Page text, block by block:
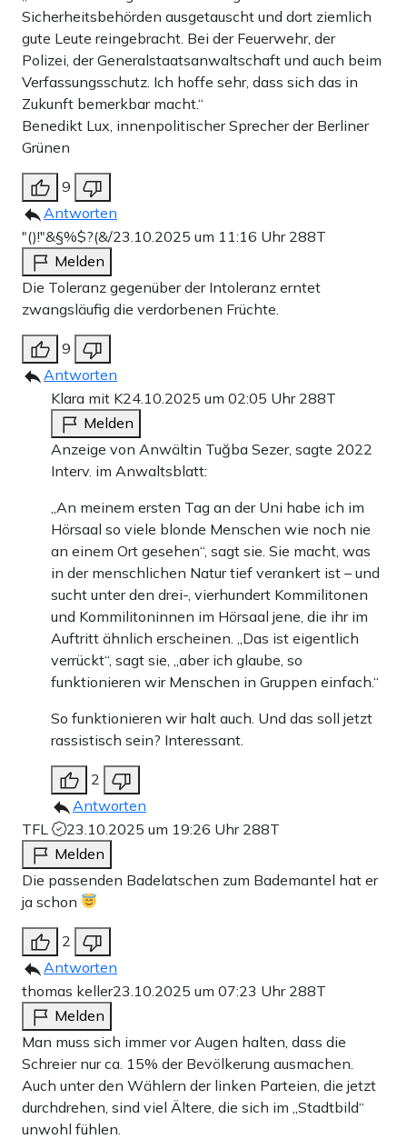
Sicherheitsbehörden ausgetauscht und dort ziemlich
gute Leute reingebracht. Bei der Feuerwehr, der
Polizei, der Generalstaatsanwaltschaft und auch beim
Verfassungsschutz. Ich hoffe sehr, dass sich das in
Zukunft bemerkbar macht.“
Benedikt Lux, innenpolitischer Sprecher der Berliner
Grünen
9
Antworten
"()!"&§%$?(&/23.10.2025 um 11:16 Uhr 288T
Melden
Die Toleranz gegenüber der Intoleranz erntet
zwangsläufig die verdorbenen Früchte.
9
Antworten
Klara mit K24.10.2025 um 02:05 Uhr 288T
Melden
Anzeige von Anwältin Tuğba Sezer, sagte 2022
Interv. im Anwaltsblatt:
„An meinem ersten Tag an der Uni habe ich im
Hörsaal so viele blonde Menschen wie noch nie
an einem Ort gesehen“, sagt sie. Sie macht, was
in der menschlichen Natur tief verankert ist – und
sucht unter den drei-, vierhundert Kommilitonen
und Kommilitoninnen im Hörsaal jene, die ihr im
Auftritt ähnlich erscheinen. „Das ist eigentlich
verrückt“, sagt sie, „aber ich glaube, so
funktionieren wir Menschen in Gruppen einfach.“
So funktionieren wir halt auch. Und das soll jetzt
rassistisch sein? Interessant.
2
Antworten
TFL
23.10.2025 um 19:26 Uhr 288T
Melden
Die passenden Badelatschen zum Bademantel hat er
ja schon
2
Antworten
thomas keller23.10.2025 um 07:23 Uhr 288T
Melden
Man muss sich immer vor Augen halten, dass die
Schreier nur ca. 15% der Bevölkerung ausmachen.
Auch unter den Wählern der linken Parteien, die jetzt
durchdrehen, sind viel Ältere, die sich im „Stadtbild“
unwohl fühlen.